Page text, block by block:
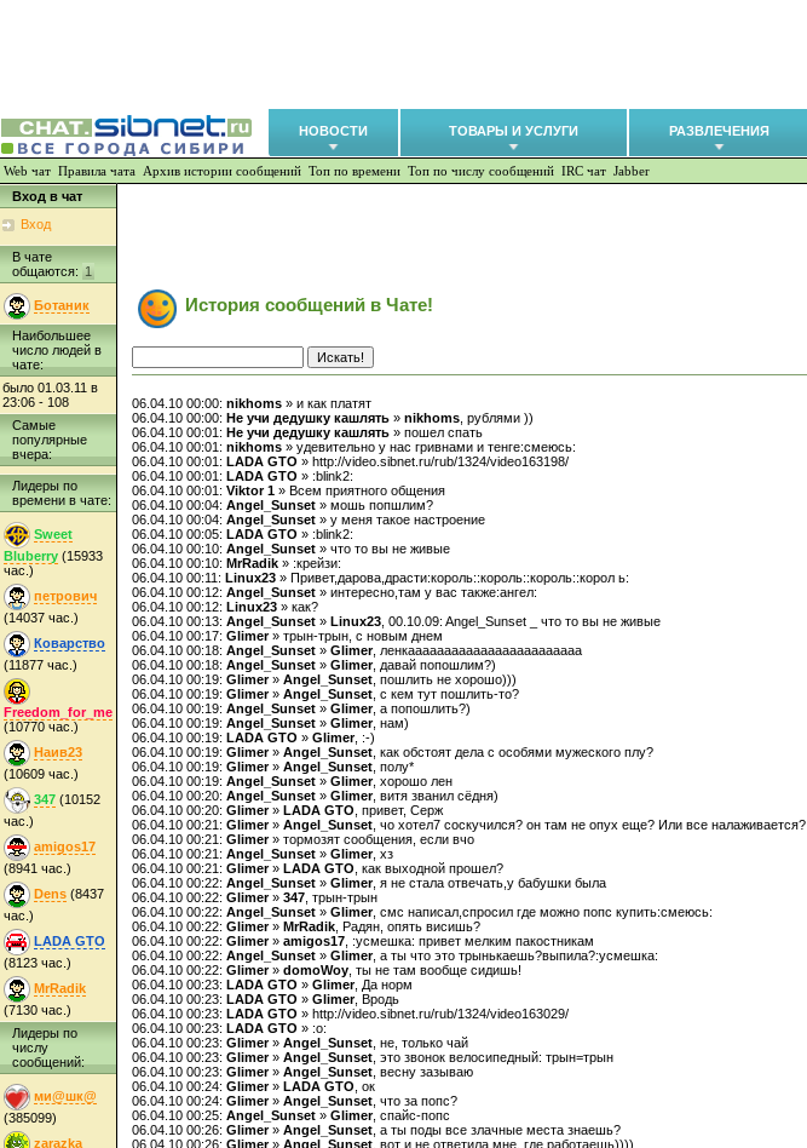
НОВОСТИ ТОВАРЫ И УСЛУГИ РАЗВЛЕЧЕНИЯ
Web чат Правила чата Архив истории сообщений Топ по времени Топ по числу сообщений IRC чат Jabber
Вход в чат
Вход
В чате
общаются: 1
Ботаник
Наибольшее
число людей в
чате:
было 01.03.11 в
23:06 - 108
Самые
популярные
вчера:
Лидеры по
времени в чате:
Sweet
Bluberry (15933
час.)
петрович
(14037 час.)
Коварство
(11877 час.)
Freedom_for_me
(10770 час.)
Наив23
(10609 час.)
347 (10152
час.)
amigos17
(8941 час.)
Dens (8437
час.)
LADA GTO
(8123 час.)
MrRadik
(7130 час.)
Лидеры по
числу
сообщений:
ми@шк@
(385099)
zarazka
История сообщений в Чате!
06.04.10 00:00: nikhoms » и как платят
06.04.10 00:00: Не учи дедушку кашлять » nikhoms , рублями ))
06.04.10 00:01: Не учи дедушку кашлять » пошел спать
06.04.10 00:01: nikhoms » удевительно у нас гривнами и тенге:смеюсь:
06.04.10 00:01: LADA GTO » http://video.sibnet.ru/rub/1324/video163198/
06.04.10 00:01: LADA GTO » :blink2:
06.04.10 00:01: Viktor 1 » Всем приятного общения
06.04.10 00:04: Angel_Sunset » мошь попшлим?
06.04.10 00:04: Angel_Sunset » у меня такое настроение
06.04.10 00:05: LADA GTO » :blink2:
06.04.10 00:10: Angel_Sunset » что то вы не живые
06.04.10 00:10: MrRadik » :крейзи:
06.04.10 00:11: Linux23 » Привет,дарова,драсти:король::король::король::корол ь:
06.04.10 00:12: Angel_Sunset » интересно,там у вас также:ангел:
06.04.10 00:12: Linux23 » как?
06.04.10 00:13: Angel_Sunset » Linux23 , 00.10.09: Angel_Sunset _ что то вы не живые
06.04.10 00:17: Glimer» трын-трын, с новым днем
06.04.10 00:18: Angel_Sunset » Glimer, ленкаааааааааааааааааааааааа
06.04.10 00:18: Angel_Sunset » Glimer, давай попошлим?)
06.04.10 00:19: Glimer» Angel_Sunset , пошлить не хорошо)))
06.04.10 00:19: Glimer» Angel_Sunset , с кем тут пошлить-то?
06.04.10 00:19: Angel_Sunset » Glimer, а попошлить?)
06.04.10 00:19: Angel_Sunset » Glimer, нам)
06.04.10 00:19: LADA GTO » Glimer, :-)
06.04.10 00:19: Glimer» Angel_Sunset , как обстоят дела с особями мужеского плу?
06.04.10 00:19: Glimer» Angel_Sunset , полу*
06.04.10 00:19: Angel_Sunset » Glimer, хорошо лен
06.04.10 00:20: Angel_Sunset » Glimer, витя званил сёдня)
06.04.10 00:20: Glimer» LADA GTO , привет, Серж
06.04.10 00:21: Glimer» Angel_Sunset , чо хотел7 соскучился? он там не опух еще? Или все налаживается?
06.04.10 00:21: Glimer» тормозят сообщения, если вчо
06.04.10 00:21: Angel_Sunset » Glimer, хз
06.04.10 00:21: Glimer» LADA GTO , как выходной прошел?
06.04.10 00:22: Angel_Sunset » Glimer, я не стала отвечать,у бабушки была
06.04.10 00:22: Glimer» 347 , трын-трын
06.04.10 00:22: Angel_Sunset » Glimer, смс написал,спросил где можно попс купить:смеюсь:
06.04.10 00:22: Glimer» MrRadik , Радян, опять висишь?
06.04.10 00:22: Glimer» amigos17 , :усмешка: привет мелким пакостникам
06.04.10 00:22: Angel_Sunset » Glimer, а ты что это трынькаешь?выпила?:усмешка:
06.04.10 00:22: Glimer» domoWoy , ты не там вообще сидишь!
06.04.10 00:23: LADA GTO » Glimer, Да норм
06.04.10 00:23: LADA GTO » Glimer, Вродь
06.04.10 00:23: LADA GTO » http://video.sibnet.ru/rub/1324/video163029/
06.04.10 00:23: LADA GTO » :o:
06.04.10 00:23: Glimer» Angel_Sunset , не, только чай
06.04.10 00:23: Glimer» Angel_Sunset , это звонок велосипедный: трын=трын
06.04.10 00:23: Glimer» Angel_Sunset , весну зазываю
06.04.10 00:24: Glimer» LADA GTO , ок
06.04.10 00:24: Glimer» Angel_Sunset , что за попс?
06.04.10 00:25: Angel_Sunset » Glimer, спайс-попс
06.04.10 00:26: Glimer» Angel_Sunset , а ты поды все злачные места знаешь?
06.04.10 00:26: Glimer» Angel_Sunset , вот и не ответила мне, где работаешь))))